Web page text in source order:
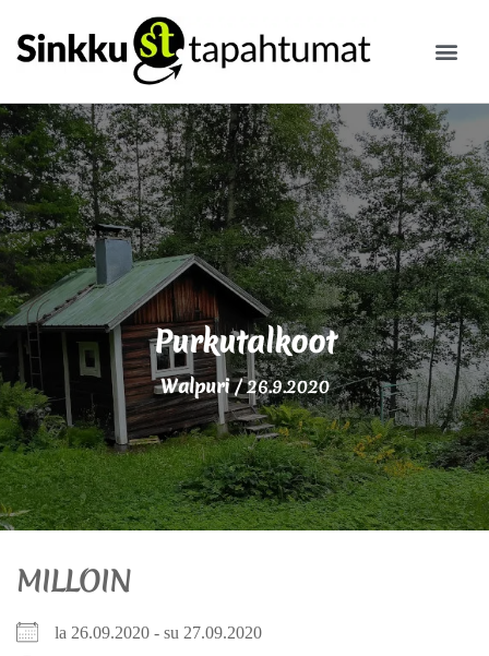
Purkutalkoot
Walpuri/26.9.2020
MILLOIN
la 26.09.2020 - su 27.09.2020